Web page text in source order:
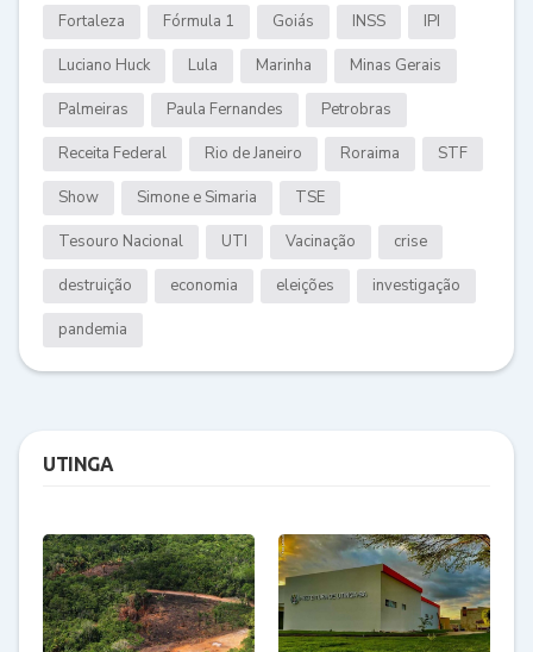
Fortaleza Fórmula 1 Goiás INSS IPI
Luciano Huck Lula Marinha Minas Gerais
Palmeiras Paula Fernandes Petrobras
Receita Federal Rio de Janeiro Roraima STF
Show Simone e Simaria TSE
Tesouro Nacional UTI Vacinação crise
destruição economia eleições investigação
pandemia
UTINGA